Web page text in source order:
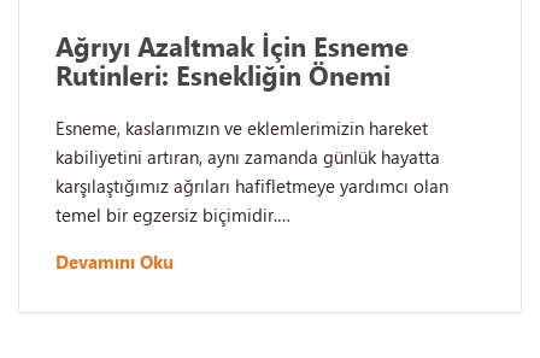
Ağrıyı Azaltmak İçin Esneme
Rutinleri: Esnekliğin Önemi
Esneme, kaslarımızın ve eklemlerimizin hareket
kabiliyetini artıran, aynı zamanda günlük hayatta
karşılaştığımız ağrıları hafifletmeye yardımcı olan
temel bir egzersiz biçimidir.…
Devamını Oku